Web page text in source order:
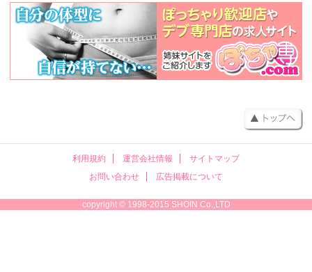
利用規約 運営会社情報
サイトマップ
お問い合わせ
広告掲載について
copyright © 1998-2015 SHOIN Co.,LTD